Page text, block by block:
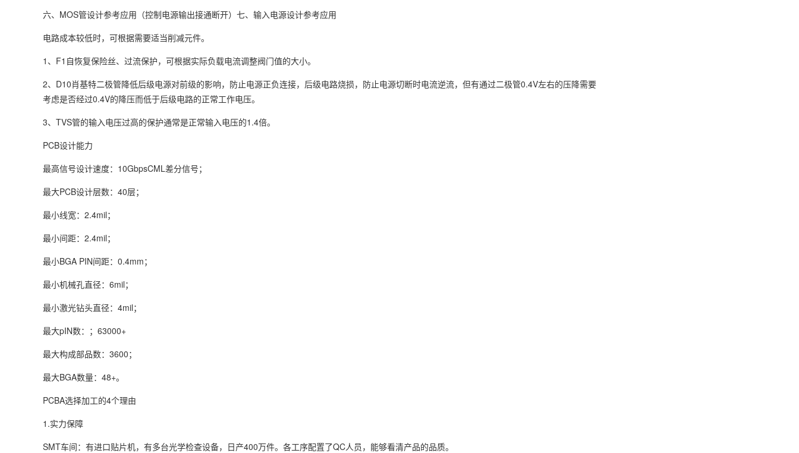
六、MOS管设计参考应用（控制电源输出接通断开）七、输入电源设计参考应用
电路成本较低时，可根据需要适当削减元件。
1、F1自恢复保险丝、过流保护，可根据实际负载电流调整阀门值的大小。
2、D10肖基特二极管降低后级电源对前级的影响，防止电源正负连接，后级电路烧损，防止电源切断时电流逆流，但有通过二极管0.4V左右的压降需要
考虑是否经过0.4V的降压而低于后级电路的正常工作电压。
3、TVS管的输入电压过高的保护通常是正常输入电压的1.4倍。
PCB设计能力
最高信号设计速度：10GbpsCML差分信号；
最大PCB设计层数：40层；
最小线宽：2.4mil；
最小间距：2.4mil；
最小BGA PIN间距：0.4mm；
最小机械孔直径：6mil；
最小激光钻头直径：4mil；
最大pIN数：；63000+
最大构成部品数：3600；
最大BGA数量：48+。
PCBA选择加工的4个理由
1.实力保障
SMT车间：有进口贴片机，有多台光学检查设备，日产400万件。各工序配置了QC人员，能够看清产品的品质。